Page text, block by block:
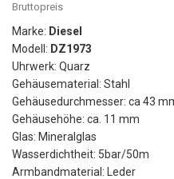
Bruttopreis
Marke: Diesel
Modell: DZ1973
Uhrwerk: Quarz
Gehäusematerial: Stahl
Gehäusedurchmesser: ca 43
Gehäusehöhe: ca. 11 mm
Glas: Mineralglas
Wasserdichtheit: 5bar/50m
Armbandmaterial: Leder